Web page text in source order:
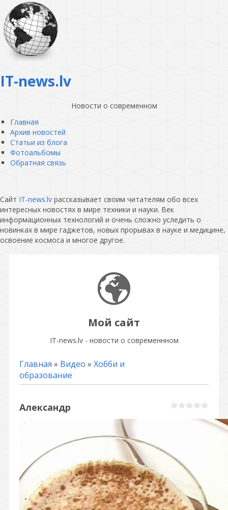
IT-news.lv
Новости о современном
Главная
Архив новостей
Статьи из блога
Фотоальбомы
Обратная связь
Сайт IT-news.lv рассказывает своим читателям обо всех
интересных новостях в мире техники и науки. Век
информационных технологий и очень сложно уследить о
новинках в мире гаджетов, новых прорывах в науке и медицине,
освоение космоса и многое другое.
Мой сайт
IT-news.lv - новости о современнном
Главная » Видео » Хобби и
образование
Александр